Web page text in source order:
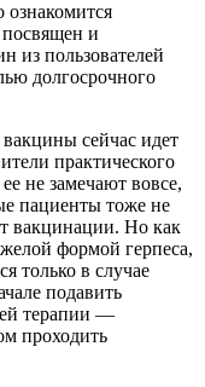
и
из пользователей
долгосрочного
сейчас идет
практического
не замечают вовсе,
пациенты тоже не
вакцинации. Но как
формой герпеса,
только в случае
подавить
терапии —
проходить